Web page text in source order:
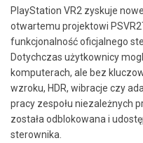
PlayStation VR2 zyskuje
otwartemu projektowi
funkcjonalność oficjalnego
Dotychczas użytkownicy
komputerach, ale bez
wzroku, HDR, wibracje czy
pracy zespołu niezależnych
została odblokowana i
sterownika.